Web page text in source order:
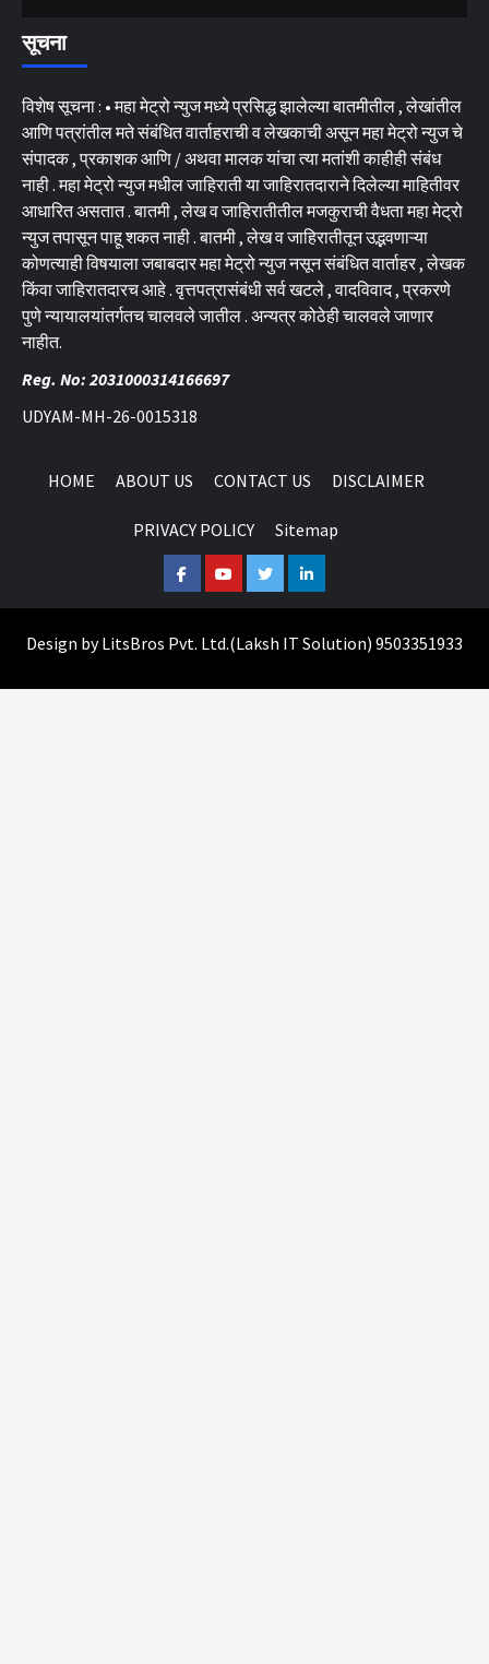
सूचना
विशेष सूचना : • महा मेट्रो न्युज मध्ये प्रसिद्ध झालेल्या बातमीतील , लेखांतील
आणि पत्रांतील मते संबंधित वार्ताहराची व लेखकाची असून महा मेट्रो न्युज चे
संपादक , प्रकाशक आणि / अथवा मालक यांचा त्या मतांशी काहीही संबंध
नाही . महा मेट्रो न्युज मधील जाहिराती या जाहिरातदाराने दिलेल्या माहितीवर
आधारित असतात . बातमी , लेख व जाहिरातीतील मजकुराची वैधता महा मेट्रो
न्युज तपासून पाहू शकत नाही . बातमी , लेख व जाहिरातीतून उद्भवणाऱ्या
कोणत्याही विषयाला जबाबदार महा मेट्रो न्युज नसून संबंधित वार्ताहर , लेखक
किंवा जाहिरातदारच आहे . वृत्तपत्रासंबंधी सर्व खटले , वादविवाद , प्रकरणे
पुणे न्यायालयांतर्गतच चालवले जातील . अन्यत्र कोठेही चालवले जाणार
नाहीत.
Reg. No: 2031000314166697
UDYAM-MH-26-0015318
HOME ABOUT US CONTACT US DISCLAIMER
PRIVACY POLICY Sitemap
FacebookYoutubeTwitterLinkedin
Design byLitsBros Pvt. Ltd.(Laksh IT Solution) 9503351933